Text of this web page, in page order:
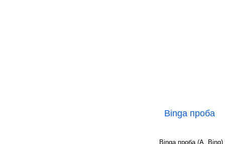
Binga проба
Binga проба (A. Bing)